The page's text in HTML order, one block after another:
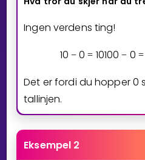
Ingen verdens ting!
10 − 0 = 10100 − 0 =
Det er fordi du hopper0
tallinjen.
Eksempel 2